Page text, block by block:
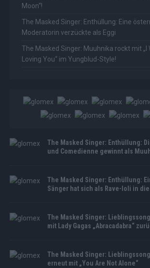
Moon“!
The Masked Singer: Enthüllung: Eine
Moderatorin verzückte als Eggi
The Masked Singer: Muuhnika rockt mit „I
Loving You“ im Yungblud-Style!
The Masked Singer: Enthüllung:
und Comedienne gewinnt als
The Masked Singer: Enthüllung:
Sänger hat sich als Rave-Ioli in
The Masked Singer:
mit Lady Gagas „Abracadabra“
The Masked Singer:
erneut mit „You Are Not Alone“